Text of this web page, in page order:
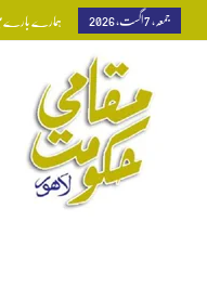
جمعہ, 7 اگست, 2026 ہمارے بارے